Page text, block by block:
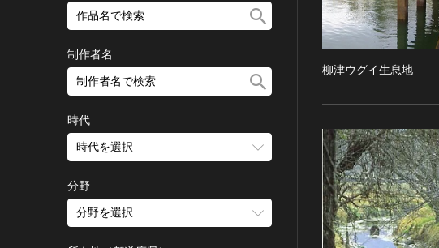
柳津ウグイ生息地
制作者名
時代
時代を選択
縄文 [日本]
弥生 [日本]
分野
分野を選択